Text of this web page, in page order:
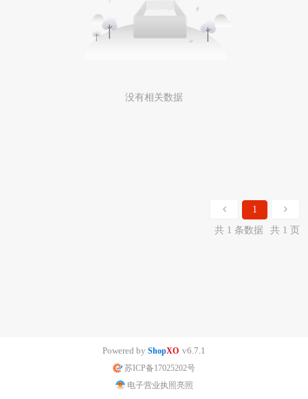
没有相关数据
1
共 1 条数据
共 1 页
Powered by ShopXO v6.7.1
苏ICP备17025202号
电子营业执照亮照